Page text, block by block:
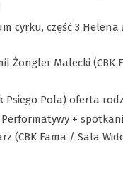
cyrku, część 3
Żongler Malecki
Psiego Pola) oferta
Performatywy +
(CBK Fama / Sala